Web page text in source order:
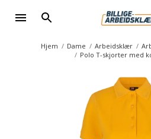
Hjem Dame Arbeidsklær
Polo T-skjorter med